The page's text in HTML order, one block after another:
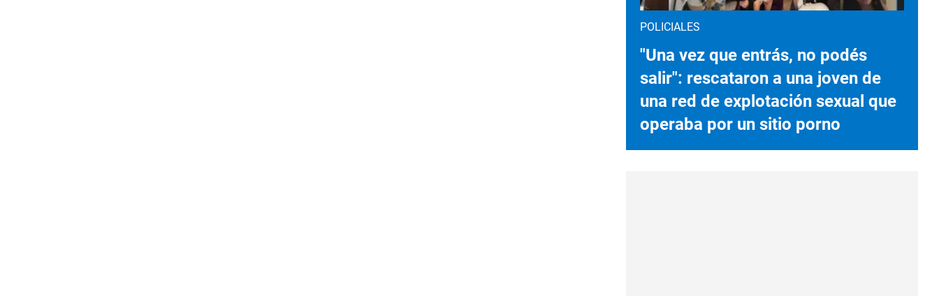
POLICIALES
"Una vez que entrás, no podés
salir": rescataron a una joven de
una red de explotación sexual que
operaba por un sitio porno